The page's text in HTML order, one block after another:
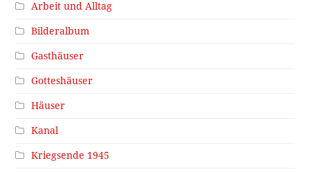
Arbeit und Alltag
Bilderalbum
Gasthäuser
Gotteshäuser
Häuser
Kanal
Kriegsende 1945